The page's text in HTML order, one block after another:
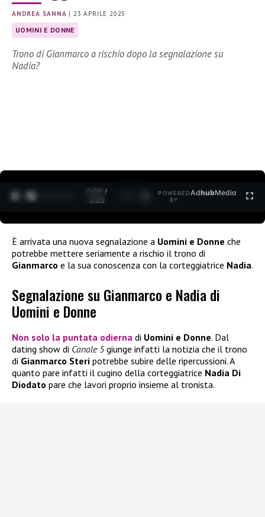
ANDREA SANNA |23 APRILE 2025
UOMINI E DONNE
Trono di Gianmarco a rischio dopo la segnalazione su
Nadia?
0:30 /
3:35
POWERED
BY
AdhubMedia
È arrivata una nuova segnalazione a Uomini e Donne che
potrebbe mettere seriamente a rischio il trono di
Gianmarco e la sua conoscenza con la corteggiatrice Nadia.
Segnalazione su Gianmarco e Nadia di
Uomini e Donne
Non solo la puntata odierna di Uomini e Donne. Dal
dating show di Canale 5giunge infatti la notizia che il trono
di Gianmarco Steri potrebbe subire delle ripercussioni. A
quanto pare infatti il cugino della corteggiatrice Nadia Di
Diodato pare che lavori proprio insieme al tronista.